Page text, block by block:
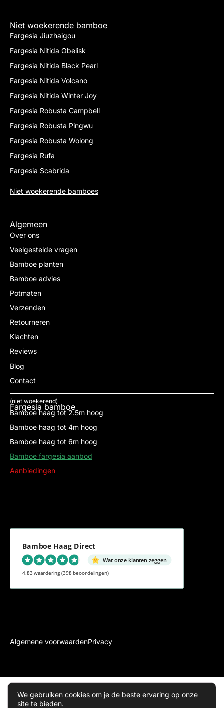
Niet woekerende bamboe
Fargesia Jiuzhaigou
Fargesia Nitida Obelisk
Fargesia Nitida Black Pearl
Fargesia Nitida Volcano
Fargesia Nitida Winter Joy
Fargesia Robusta Campbell
Fargesia Robusta Pingwu
Fargesia Robusta Wolong
Fargesia Rufa
Fargesia Scabrida
Niet woekerende bamboes
Algemeen
Over ons
Veelgestelde vragen
Bamboe planten
Bamboe advies
Potmaten
Verzenden
Retourneren
Klachten
Reviews
Blog
Contact
Fargesia bamboe
(niet woekerend)
Bamboe haag tot 2.5m hoog
Bamboe haag tot 4m hoog
Bamboe haag tot 6m hoog
Bamboe fargesia aanbod
Aanbiedingen
Bamboe Haag Direct
Wat onze klanten zeggen
4.83 waardering(398 beoordelingen)
Algemene voorwaardenPrivacy
Inde
Sitema
2026 ©
We gebruiken cookies om je de beste ervaring op onze
site te bieden.